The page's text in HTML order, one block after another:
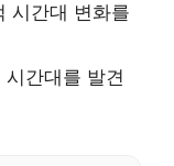
시간대 변화를
간대를 발견